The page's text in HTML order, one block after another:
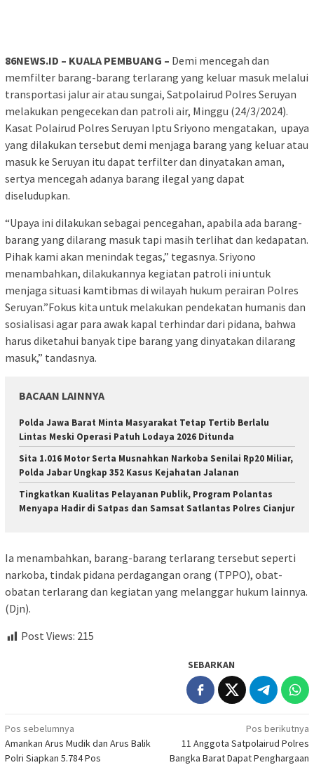
86NEWS.ID – KUALA PEMBUANG – Demi mencegah dan
memfilter barang-barang terlarang yang keluar masuk melalui
transportasi jalur air atau sungai, Satpolairud Polres Seruyan
melakukan pengecekan dan patroli air, Minggu (24/3/2024).
Kasat Polairud Polres Seruyan Iptu Sriyono mengatakan, upaya
yang dilakukan tersebut demi menjaga barang yang keluar atau
masuk ke Seruyan itu dapat terfilter dan dinyatakan aman,
sertya mencegah adanya barang ilegal yang dapat
diseludupkan.
“Upaya ini dilakukan sebagai pencegahan, apabila ada barang-
barang yang dilarang masuk tapi masih terlihat dan kedapatan.
Pihak kami akan menindak tegas,” tegasnya. Sriyono
menambahkan, dilakukannya kegiatan patroli ini untuk
menjaga situasi kamtibmas di wilayah hukum perairan Polres
Seruyan.”Fokus kita untuk melakukan pendekatan humanis dan
sosialisasi agar para awak kapal terhindar dari pidana, bahwa
harus diketahui banyak tipe barang yang dinyatakan dilarang
masuk,” tandasnya.
BACAAN LAINNYA
Polda Jawa Barat Minta Masyarakat Tetap Tertib Berlalu
Lintas Meski Operasi Patuh Lodaya 2026 Ditunda
Sita 1.016 Motor Serta Musnahkan Narkoba Senilai Rp20 Miliar,
Polda Jabar Ungkap 352 Kasus Kejahatan Jalanan
Tingkatkan Kualitas Pelayanan Publik, Program Polantas
Menyapa Hadir di Satpas dan Samsat Satlantas Polres Cianjur
Ia menambahkan, barang-barang terlarang tersebut seperti
narkoba, tindak pidana perdagangan orang (TPPO), obat-
obatan terlarang dan kegiatan yang melanggar hukum lainnya.
(Djn).
Post Views: 215
SEBARKAN
Navigasi
pos
Pos sebelumnya
Amankan Arus Mudik dan Arus Balik
Polri Siapkan 5.784 Pos
Pos berikutnya
11 Anggota Satpolairud Polres
Bangka Barat Dapat Penghargaan